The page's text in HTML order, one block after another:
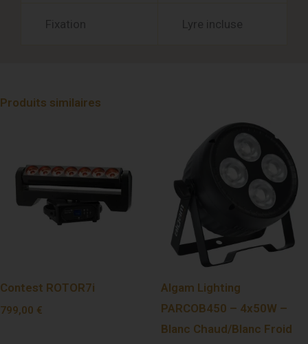
Fixation Lyre incluse
Produits similaires
Contest ROTOR7i
799,00 €
Algam Lighting
PARCOB450 – 4x50W –
Blanc Chaud/Blanc Froid